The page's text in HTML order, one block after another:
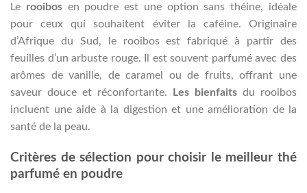
Le rooibosen poudre est une option sans théine, idéale
pour ceux qui souhaitent éviter la caféine. Originaire
d’Afrique du Sud, le rooibos est fabriqué à partir des
feuilles d’un arbuste rouge. Il est souvent parfumé avec des
arômes de vanille, de caramel ou de fruits, offrant une
saveur douce et réconfortante.
Les bienfaits du rooibos
incluent une aide à la digestion et une amélioration de la
santé de la peau.
Critères de sélection pour choisir le meilleur thé
parfumé en poudre